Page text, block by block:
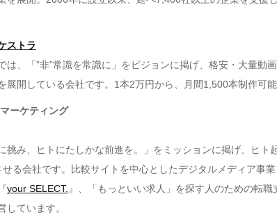
ストラ
は、「”非”常識を常識に」をビジョンに掲げ、格安・大量動
展開している会社です。1本2万円から、月間1,500本制作可能
ーケティング
挑み、ヒトにたしかな前進を。」をミッションに掲げ、ヒト
る会社です。比較サイトを中心としたデジタルメディア事
your SELECT. 』、「もっといい求人」を探す人のための転職
しています。